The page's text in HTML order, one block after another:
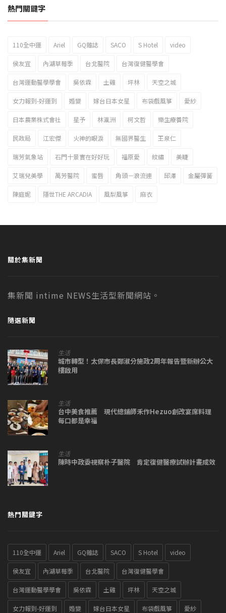
2023新北市北海岸國際風箏節「風在石起」霸氣回歸
熱門關鍵字
110全中運 Ariel GQ雜誌 SACO S Hotel video
侯友宜 內湖草莓季 台北醫院 台灣復健醫學會
台灣運動醫學學會 吳依霖 土雞 坪林 天空之城
女力報到-好運到 婚變 嫁台日本女星 布袋戲風箏 愛紗
日本農業株式會社 星予 林瀛洲 柯文哲 樂生療養院
民政局 江宏傑 火神的眼淚 無國界醫生 王泉仁
瑞芳氣象站 石門十景實在好好玩 福原愛 紋繡 美睫
艾瑞兒美學 萬芳醫院 蜜唇 角頭－浪流連 邱澤 金屬彈簧
陳庭妮 隱世THE ARCADIA 風梨風箏 麻衣
關於集新聞
集新聞 intime NEWS生活型新聞網站。
隨選新聞
生活
城市轉型！太保市長鄭淑分施政2周年報告暨新辦公大
樓啟用
生活
台中美食推薦 現代總鋪師禾作Hezuo創改宴席料理
每口都是幸福
生活
陳時中政委視察朴子醫院 肯定復健醫療試辦計畫成效
熱門關鍵字
110全中運 Ariel GQ雜誌 SACO S Hotel video
侯友宜 內湖草莓季 台北醫院 台灣復健醫學會
台灣運動醫學學會 吳依霖 土雞 坪林 天空之城
女力報到-好運到 婚變 嫁台日本女星 布袋戲風箏 愛紗